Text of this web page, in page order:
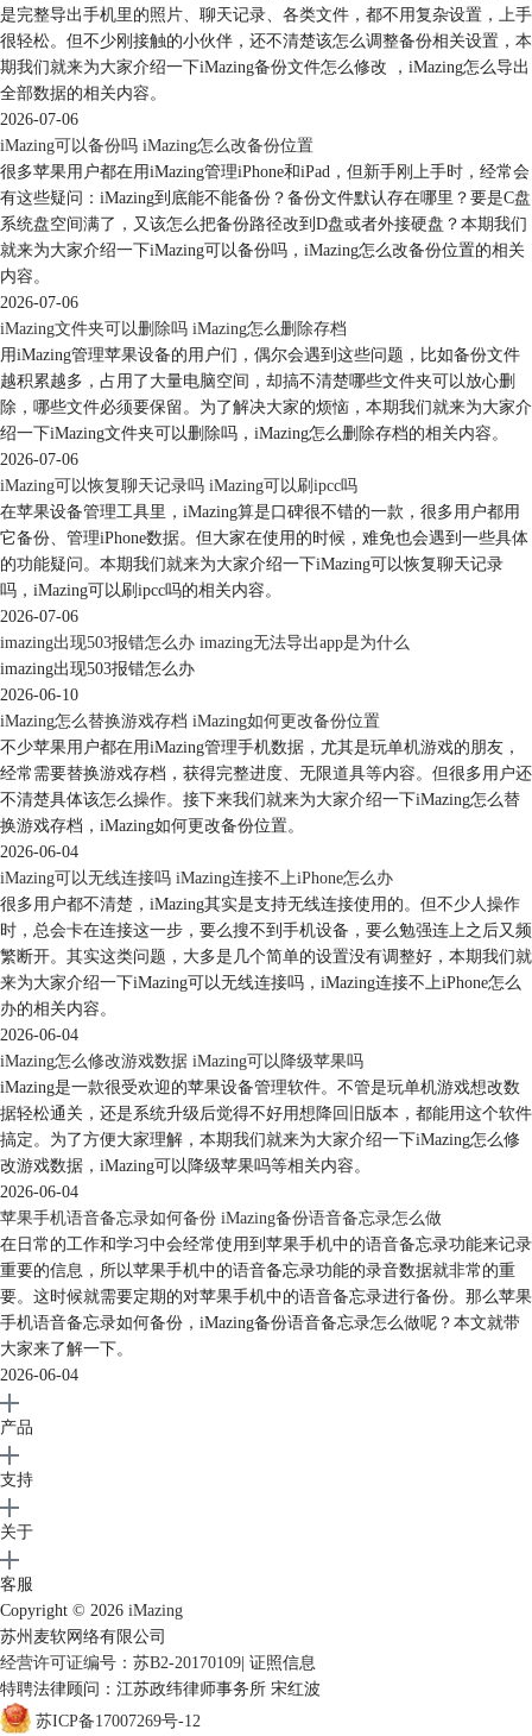
以上便是使用iMazing对Goodnotes进行数据备份和恢复的教程，是不是非
常方便呢！除了备份软件方便外，iMazing还拥有许多人性化的IOS设备管
理功能，感兴趣的朋友们可以点击进入
作者:蚝蚝
是完整导出手机里的照片、聊天记录、各类文件，都不用复杂设置，上手
很轻松。但不少刚接触的小伙伴，还不清楚该怎么调整备份相关设置，本
期我们就来为大家介绍一下iMazing备份文件怎么修改 ，iMazing怎么导出
全部数据的相关内容。
2026-07-06
iMazing可以备份吗 iMazing怎么改备份位置
很多苹果用户都在用iMazing管理iPhone和iPad，但新手刚上手时，经常会
有这些疑问：iMazing到底能不能备份？备份文件默认存在哪里？要是C盘
系统盘空间满了，又该怎么把备份路径改到D盘或者外接硬盘？本期我们
就来为大家介绍一下iMazing可以备份吗，iMazing怎么改备份位置的相关
内容。
2026-07-06
iMazing文件夹可以删除吗 iMazing怎么删除存档
用iMazing管理苹果设备的用户们，偶尔会遇到这些问题，比如备份文件
越积累越多，占用了大量电脑空间，却搞不清楚哪些文件夹可以放心删
除，哪些文件必须要保留。为了解决大家的烦恼，本期我们就来为大家介
绍一下iMazing文件夹可以删除吗，iMazing怎么删除存档的相关内容。
2026-07-06
iMazing可以恢复聊天记录吗 iMazing可以刷ipcc吗
在苹果设备管理工具里，iMazing算是口碑很不错的一款，很多用户都用
它备份、管理iPhone数据。但大家在使用的时候，难免也会遇到一些具体
的功能疑问。本期我们就来为大家介绍一下iMazing可以恢复聊天记录
吗，iMazing可以刷ipcc吗的相关内容。
2026-07-06
imazing出现503报错怎么办 imazing无法导出app是为什么
imazing出现503报错怎么办
2026-06-10
iMazing怎么替换游戏存档 iMazing如何更改备份位置
不少苹果用户都在用iMazing管理手机数据，尤其是玩单机游戏的朋友，
经常需要替换游戏存档，获得完整进度、无限道具等内容。但很多用户还
不清楚具体该怎么操作。接下来我们就来为大家介绍一下iMazing怎么替
换游戏存档，iMazing如何更改备份位置。
2026-06-04
iMazing可以无线连接吗 iMazing连接不上iPhone怎么办
很多用户都不清楚，iMazing其实是支持无线连接使用的。但不少人操作
时，总会卡在连接这一步，要么搜不到手机设备，要么勉强连上之后又频
繁断开。其实这类问题，大多是几个简单的设置没有调整好，本期我们就
来为大家介绍一下iMazing可以无线连接吗，iMazing连接不上iPhone怎么
办的相关内容。
2026-06-04
iMazing怎么修改游戏数据 iMazing可以降级苹果吗
iMazing是一款很受欢迎的苹果设备管理软件。不管是玩单机游戏想改数
据轻松通关，还是系统升级后觉得不好用想降回旧版本，都能用这个软件
搞定。为了方便大家理解，本期我们就来为大家介绍一下iMazing怎么修
改游戏数据，iMazing可以降级苹果吗等相关内容。
2026-06-04
苹果手机语音备忘录如何备份 iMazing备份语音备忘录怎么做
在日常的工作和学习中会经常使用到苹果手机中的语音备忘录功能来记录
重要的信息，所以苹果手机中的语音备忘录功能的录音数据就非常的重
要。这时候就需要定期的对苹果手机中的语音备忘录进行备份。那么苹果
手机语音备忘录如何备份，iMazing备份语音备忘录怎么做呢？本文就带
大家来了解一下。
2026-06-04
产品
支持
关于
客服
Copyright © 2026 iMazing
苏州麦软网络有限公司
经营许可证编号：苏B2-20170109 证照信息
特聘法律顾问：江苏政纬律师事务所 宋红波
苏ICP备17007269号-12